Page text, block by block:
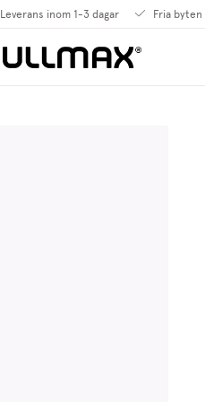
Leverans inom 1-3 dagar Fria byten